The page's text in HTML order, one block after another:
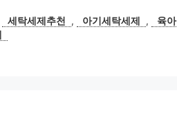
세탁세제추천 , 아기세탁세제 ,
육아